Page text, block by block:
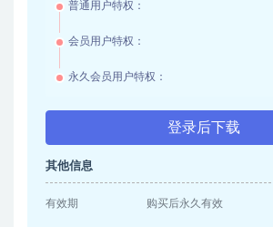
普通用户特权：
会员用户特权：
永久会员用户特权：
登录后下载
其他信息
有效期 购买后永久有效